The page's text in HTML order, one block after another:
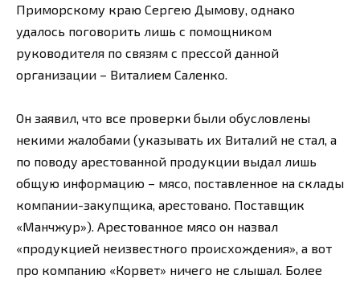
Приморскому краю Сергею Дымову, однако
удалось поговорить лишь с помощником
руководителя по связям с прессой данной
организации – Виталием Саленко.
Он заявил, что все проверки были обусловлены
некими жалобами (указывать их Виталий не стал, а
по поводу арестованной продукции выдал лишь
общую информацию – мясо, поставленное на склады
компании-закупщика, арестовано. Поставщик
«Манчжур»). Арестованное мясо он назвал
«продукцией неизвестного происхождения», а вот
про компанию «Корвет» ничего не слышал. Более